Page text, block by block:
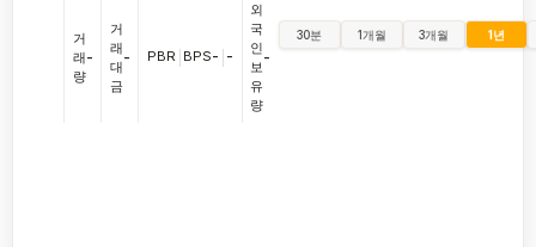
거
래
량
-
거
래
대
금
- PBR BPS- -
외
국
인
보
유
량
-
30분 1개월 3개월 1년